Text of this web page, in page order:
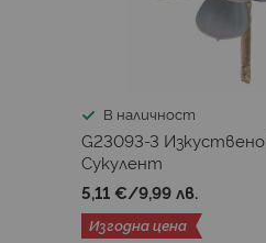
В наличност
G23093-3
Сукулент
5,11 €/9,99 лв.
Изгодна цена